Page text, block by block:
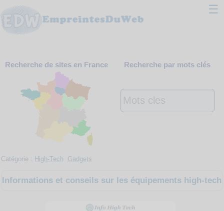
☰
Webmaster
Contact
Support
Recherche de sites en France Recherche par mots clés
Catégorie : High-Tech Gadgets
Informations et conseils sur les équipements high-tech